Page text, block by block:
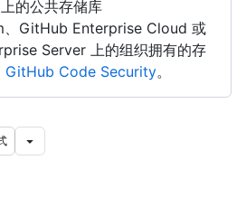
的公共存储库
、GitHub Enterprise Cloud 或
Server 上的组织拥有的存
GitHub Code Security。